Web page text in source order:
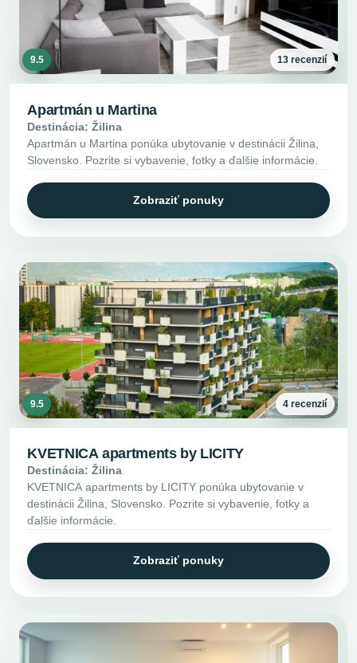
9.5 13 recenzií
Apartmán u Martina
Destinácia: Žilina
Apartmán u Martina ponúka ubytovanie v destinácii Žilina,
Slovensko. Pozrite si vybavenie, fotky a ďalšie informácie.
Zobraziť ponuky
9.5 4 recenzií
KVETNICA apartments by LICITY
Destinácia: Žilina
KVETNICA apartments by LICITY ponúka ubytovanie v
destinácii Žilina, Slovensko. Pozrite si vybavenie, fotky a
ďalšie informácie.
Zobraziť ponuky